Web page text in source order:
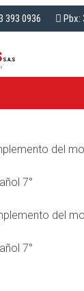
393 0936 Pbx:
del
7°
del
7°